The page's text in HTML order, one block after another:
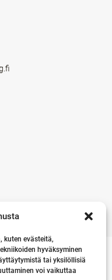
kuten evästeitä,
hyväksyminen
tai yksilöllisiä
voi vaikuttaa